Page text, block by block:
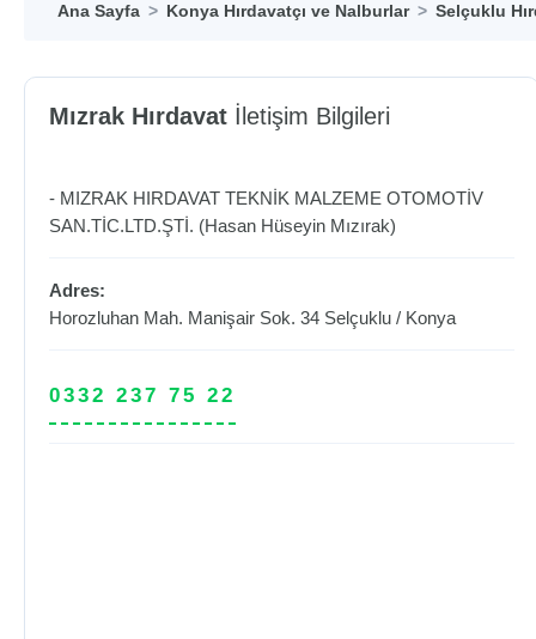
Ana Sayfa Konya Hırdavatçı ve Nalburlar Selçuklu
Mızrak Hırdavat İletişim Bilgileri
- MIZRAK HIRDAVAT TEKNİK MALZEME OTOMOTİV
SAN.TİC.LTD.ŞTİ. (Hasan Hüseyin Mızırak)
Adres:
Horozluhan Mah. Manişair Sok. 34 Selçuklu / Konya
0332 237 75 22